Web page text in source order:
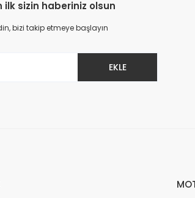
sizin haberiniz olsun
bizi takip etmeye başlayın
EKLE